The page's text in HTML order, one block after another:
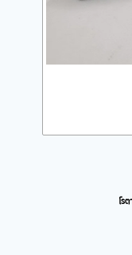
โร